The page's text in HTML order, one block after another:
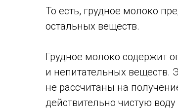
То есть, грудное молоко
остальных веществ.
Грудное молоко содержит
и непитательных
не рассчитаны на
действительно чистую